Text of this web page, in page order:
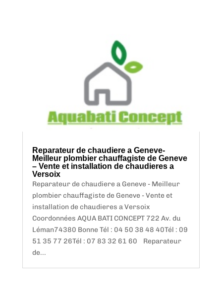
Reparateur de chaudiere a Geneve-
Meilleur plombier chauffagiste de Geneve
– Vente et installation de chaudieres a
Versoix
Reparateur de chaudiere a Geneve - Meilleur
plombier chauffagiste de Geneve - Vente et
installation de chaudieres a Versoix
Coordonnées AQUA BATI CONCEPT 722 Av. du
Léman74380 Bonne Tél : 04 50 38 48 40Tél : 09
51 35 77 26Tél : 07 83 32 61 60 Reparateur
de...